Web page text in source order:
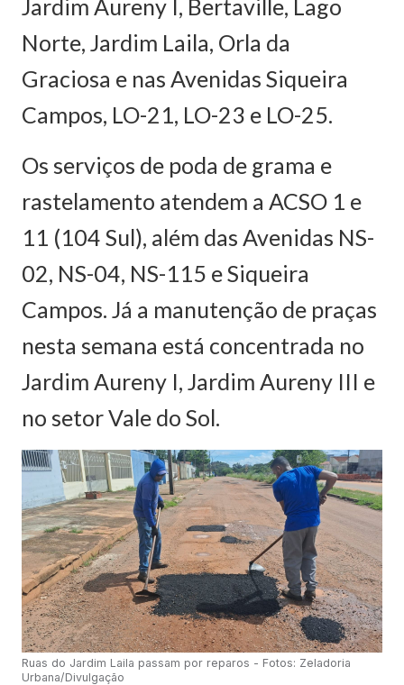
Jardim Aureny I, Bertaville, Lago
Norte, Jardim Laila, Orla da
Graciosa e nas Avenidas Siqueira
Campos, LO-21, LO-23 e LO-25.
Os serviços de poda de grama e
rastelamento atendem a ACSO 1 e
11 (104 Sul), além das Avenidas NS-
02, NS-04, NS-115 e Siqueira
Campos. Já a manutenção de praças
nesta semana está concentrada no
Jardim Aureny I, Jardim Aureny III e
no setor Vale do Sol.
Ruas do Jardim Laila passam por reparos - Fotos: Zeladoria
Urbana/Divulgação